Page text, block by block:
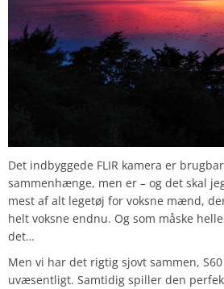
Det indbyggede FLIR kamera er
sammenhænge, men er – og det skal
mest af alt legetøj for voksne mænd,
helt voksne endnu. Og som måske
det…
Men vi har det rigtig sjovt sammen,
uvæsentligt. Samtidig spiller den